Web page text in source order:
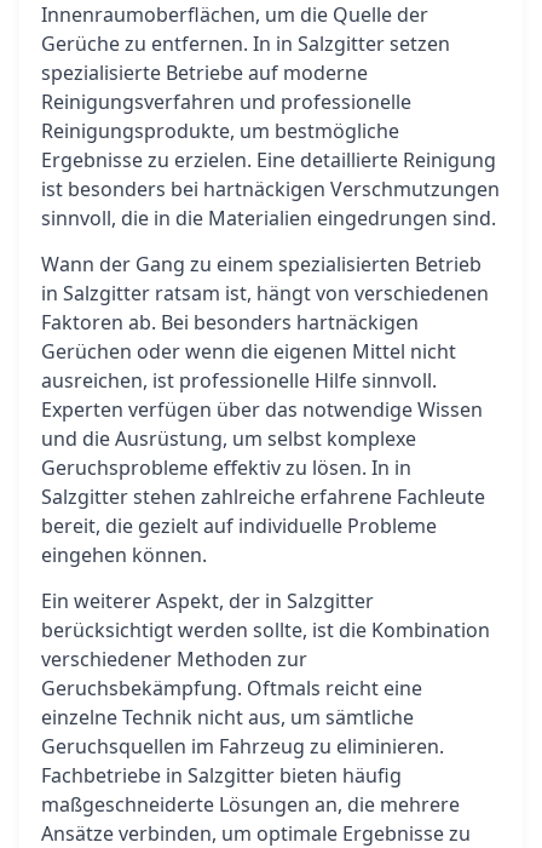
Innenraumoberflächen, um die Quelle der
Gerüche zu entfernen. In in Salzgitter setzen
spezialisierte Betriebe auf moderne
Reinigungsverfahren und professionelle
Reinigungsprodukte, um bestmögliche
Ergebnisse zu erzielen. Eine detaillierte Reinigung
ist besonders bei hartnäckigen Verschmutzungen
sinnvoll, die in die Materialien eingedrungen sind.
Wann der Gang zu einem spezialisierten Betrieb
in Salzgitter ratsam ist, hängt von verschiedenen
Faktoren ab. Bei besonders hartnäckigen
Gerüchen oder wenn die eigenen Mittel nicht
ausreichen, ist professionelle Hilfe sinnvoll.
Experten verfügen über das notwendige Wissen
und die Ausrüstung, um selbst komplexe
Geruchsprobleme effektiv zu lösen. In in
Salzgitter stehen zahlreiche erfahrene Fachleute
bereit, die gezielt auf individuelle Probleme
eingehen können.
Ein weiterer Aspekt, der in Salzgitter
berücksichtigt werden sollte, ist die Kombination
verschiedener Methoden zur
Geruchsbekämpfung. Oftmals reicht eine
einzelne Technik nicht aus, um sämtliche
Geruchsquellen im Fahrzeug zu eliminieren.
Fachbetriebe in Salzgitter bieten häufig
maßgeschneiderte Lösungen an, die mehrere
Ansätze verbinden, um optimale Ergebnisse zu